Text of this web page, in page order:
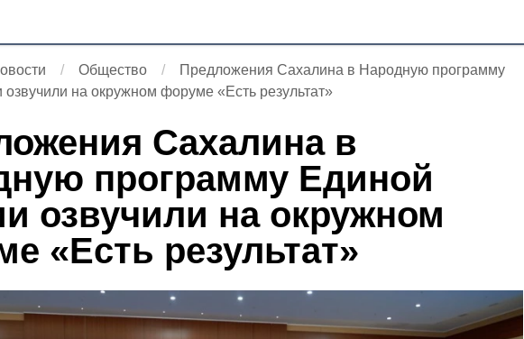
Общество
Предложения Сахалина в Народную программу
озвучили на окружном форуме «Есть результат»
Сахалина в
программу Единой
озвучили на окружном
«Есть результат»